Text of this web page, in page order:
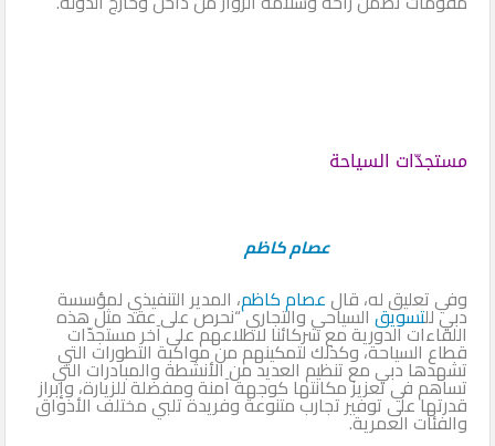
مستجدّات السياحة
عصام كاظم
وفي تعليق له، قالعصام كاظم، المدير التنفيذي لمؤسسة
دبي للتسويقالسياحي والتجاري “نحرص على عقد مثل هذه
اللقاءات الدورية مع شركائنا لاطلاعهم على آخر مستجدّات
قطاع السياحة، وكذلك لتمكينهم من مواكبة التطورات التي
تشهدها دبي مع تنظيم العديد من الأنشطة والمبادرات التي
تساهم في تعزيز مكانتها كوجهة آمنة ومفضلة للزيارة، وإبراز
قدرتها على توفير تجارب متنوعة وفريدة تلبي مختلف الأذواق
والفئات العمرية.